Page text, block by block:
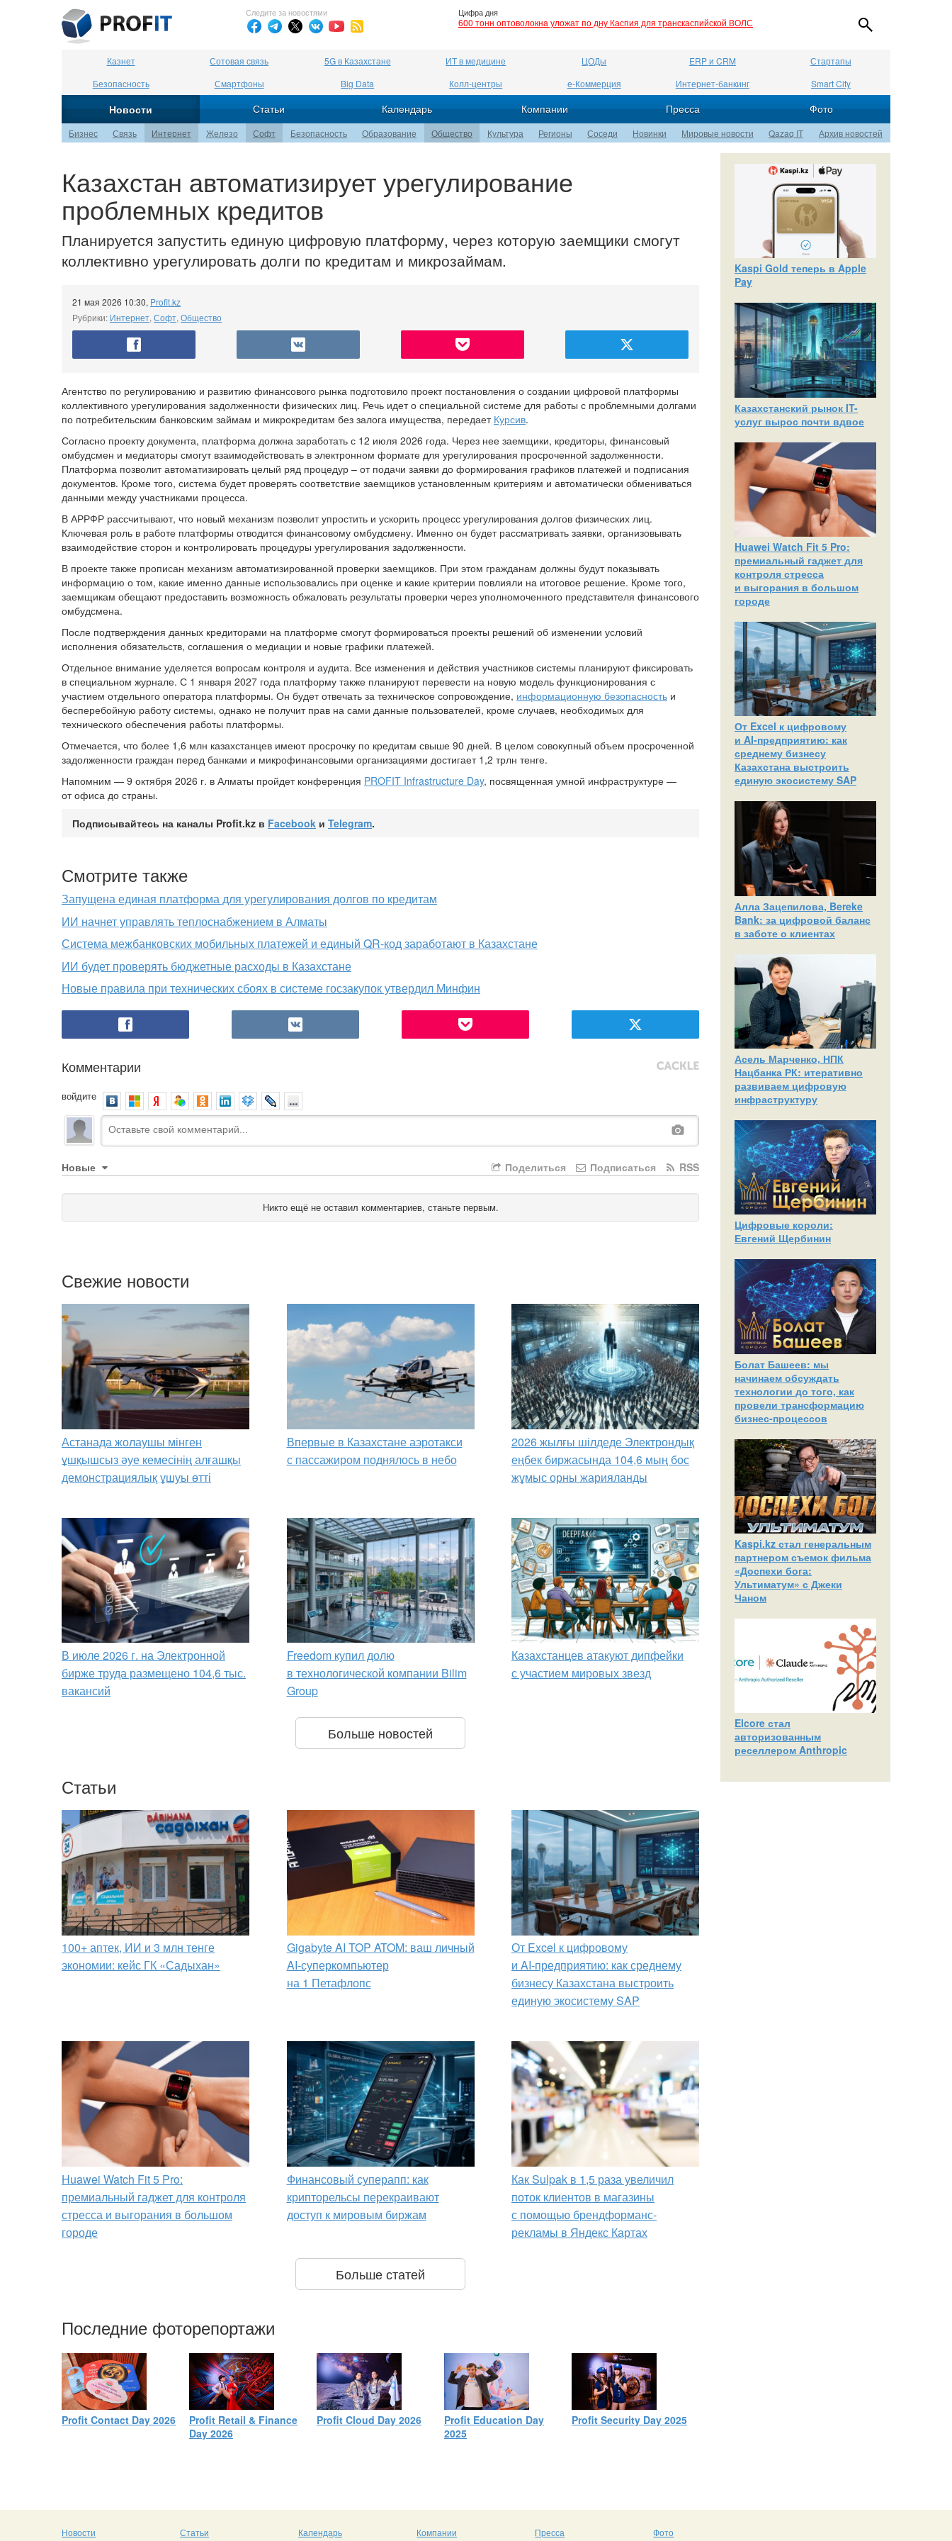
Следите за новостями Цифра дня
600 тонн оптоволокна уложат по дну Каспия для транскаспийской ВОЛС
Казнет Сотовая связь 5G в Казахстане ИТ в медицине ЦОДы ERP и CRM
Стартапы
Безопасность
Смартфоны Big Data Колл-центры е-Коммерция Интернет-банкинг Smart City
Новости Статьи Календарь Компании Пресса Фото
Бизнес Связь Интернет Железо Софт Безопасность Образование Общество Культура Регионы Соседи Новинки Мировые новости Qazaq IT Архив новостей
Казахстан автоматизирует урегулирование
проблемных кредитов
Планируется запустить единую цифровую платформу, через которую заемщики смогут
коллективно урегулировать долги по кредитам и микрозаймам.
21 мая 2026 10:30, Profit.kz
Рубрики: Интернет, Софт, Общество
Агентство по регулированию и развитию финансового рынка подготовило проект постановления о создании цифровой платформы
коллективного урегулирования задолженности физических лиц. Речь идет о специальной системе для работы с проблемными долгами
по потребительским банковским займам и микрокредитам без залога имущества, передает Курсив.
Согласно проекту документа, платформа должна заработать с 12 июля 2026 года. Через нее заемщики, кредиторы, финансовый
омбудсмен и медиаторы смогут взаимодействовать в электронном формате для урегулирования просроченной задолженности.
Платформа позволит автоматизировать целый ряд процедур – от подачи заявки до формирования графиков платежей и подписания
документов. Кроме того, система будет проверять соответствие заемщиков установленным критериям и автоматически обмениваться
данными между участниками процесса.
В АРРФР рассчитывают, что новый механизм позволит упростить и ускорить процесс урегулирования долгов физических лиц.
Ключевая роль в работе платформы отводится финансовому омбудсмену. Именно он будет рассматривать заявки, организовывать
взаимодействие сторон и контролировать процедуры урегулирования задолженности.
В проекте также прописан механизм автоматизированной проверки заемщиков. При этом гражданам должны будут показывать
информацию о том, какие именно данные использовались при оценке и какие критерии повлияли на итоговое решение. Кроме того,
заемщикам обещают предоставить возможность обжаловать результаты проверки через уполномоченного представителя финансового
омбудсмена.
После подтверждения данных кредиторами на платформе смогут формироваться проекты решений об изменении условий
исполнения обязательств, соглашения о медиации и новые графики платежей.
Отдельное внимание уделяется вопросам контроля и аудита. Все изменения и действия участников системы планируют фиксировать
в специальном журнале. С 1 января 2027 года платформу также планируют перевести на новую модель функционирования с
участием отдельного оператора платформы. Он будет отвечать за техническое сопровождение, информационную безопасность и
бесперебойную работу системы, однако не получит прав на сами данные пользователей, кроме случаев, необходимых для
технического обеспечения работы платформы.
Отмечается, что более 1,6 млн казахстанцев имеют просрочку по кредитам свыше 90 дней. В целом совокупный объем просроченной
задолженности граждан перед банками и микрофинансовыми организациями достигает 1,2 трлн тенге.
Напомним — 9 октября 2026 г. в Алматы пройдет конференция PROFIT Infrastructure Day, посвященная умной инфраструктуре —
от офиса до страны.
Подписывайтесь на каналы Profit.kz в Facebook и Telegram.
Смотрите также
Запущена единая платформа для урегулирования долгов по кредитам
ИИ начнет управлять теплоснабжением в Алматы
Система межбанковских мобильных платежей и единый QR-код заработают в Казахстане
ИИ будет проверять бюджетные расходы в Казахстане
Новые правила при технических сбоях в системе госзакупок утвердил Минфин
Комментарии
войдите
Новые RSS
Подписаться
Поделиться
Никто ещё не оставил комментариев, станьте первым.
Свежие новости
Астанада жолаушы мінген
ұшқышсыз әуе кемесінің алғашқы
демонстрациялық ұшуы өтті
Впервые в Казахстане аэротакси
с пассажиром поднялось в небо
2026 жылғы шілдеде Электрондық
еңбек биржасында 104,6 мың бос
жұмыс орны жарияланды
В июле 2026 г. на Электронной
бирже труда размещено 104,6 тыс.
вакансий
Freedom купил долю
в технологической компании Bilim
Group
Казахстанцев атакуют дипфейки
с участием мировых звезд
Больше новостей
Статьи
100+ аптек, ИИ и 3 млн тенге
экономии: кейс ГК «Садыхан»
Gigabyte AI TOP ATOM: ваш личный
AI-суперкомпьютер
на 1 Петафлопс
От Excel к цифровому
и AI‑предприятию: как среднему
бизнесу Казахстана выстроить
единую экосистему SAP
Huawei Watch Fit 5 Pro:
премиальный гаджет для контроля
стресса и выгорания в большом
городе
Финансовый суперапп: как
крипторельсы перекраивают
доступ к мировым биржам
Как Sulpak в 1,5 раза увеличил
поток клиентов в магазины
с помощью брендформанс-
рекламы в Яндекс Картах
Больше статей
Последние фоторепортажи
Profit Contact Day 2026
Profit Retail & Finance
Day 2026
Profit Cloud Day 2026
Profit Education Day
2025
Profit Security Day 2025
Kaspi Gold теперь в Apple
Pay
Казахстанский рынок IT-
услуг вырос почти вдвое
Huawei Watch Fit 5 Pro:
премиальный гаджет для
контроля стресса
и выгорания в большом
городе
От Excel к цифровому
и AI‑предприятию: как
среднему бизнесу
Казахстана выстроить
единую экосистему SAP
Алла Зацепилова, Bereke
Bank: за цифровой баланс
в заботе о клиентах
Асель Марченко, НПК
Нацбанка РК: итеративно
развиваем цифровую
инфраструктуру
Цифровые короли:
Евгений Щербинин
Болат Башеев: мы
начинаем обсуждать
технологии до того, как
провели трансформацию
бизнес-процессов
Kaspi.kz стал генеральным
партнером съемок фильма
«Доспехи бога:
Ультиматум» с Джеки
Чаном
Elcore стал
авторизованным
реселлером Anthropic
Новости Статьи Календарь Компании Пресса Фото